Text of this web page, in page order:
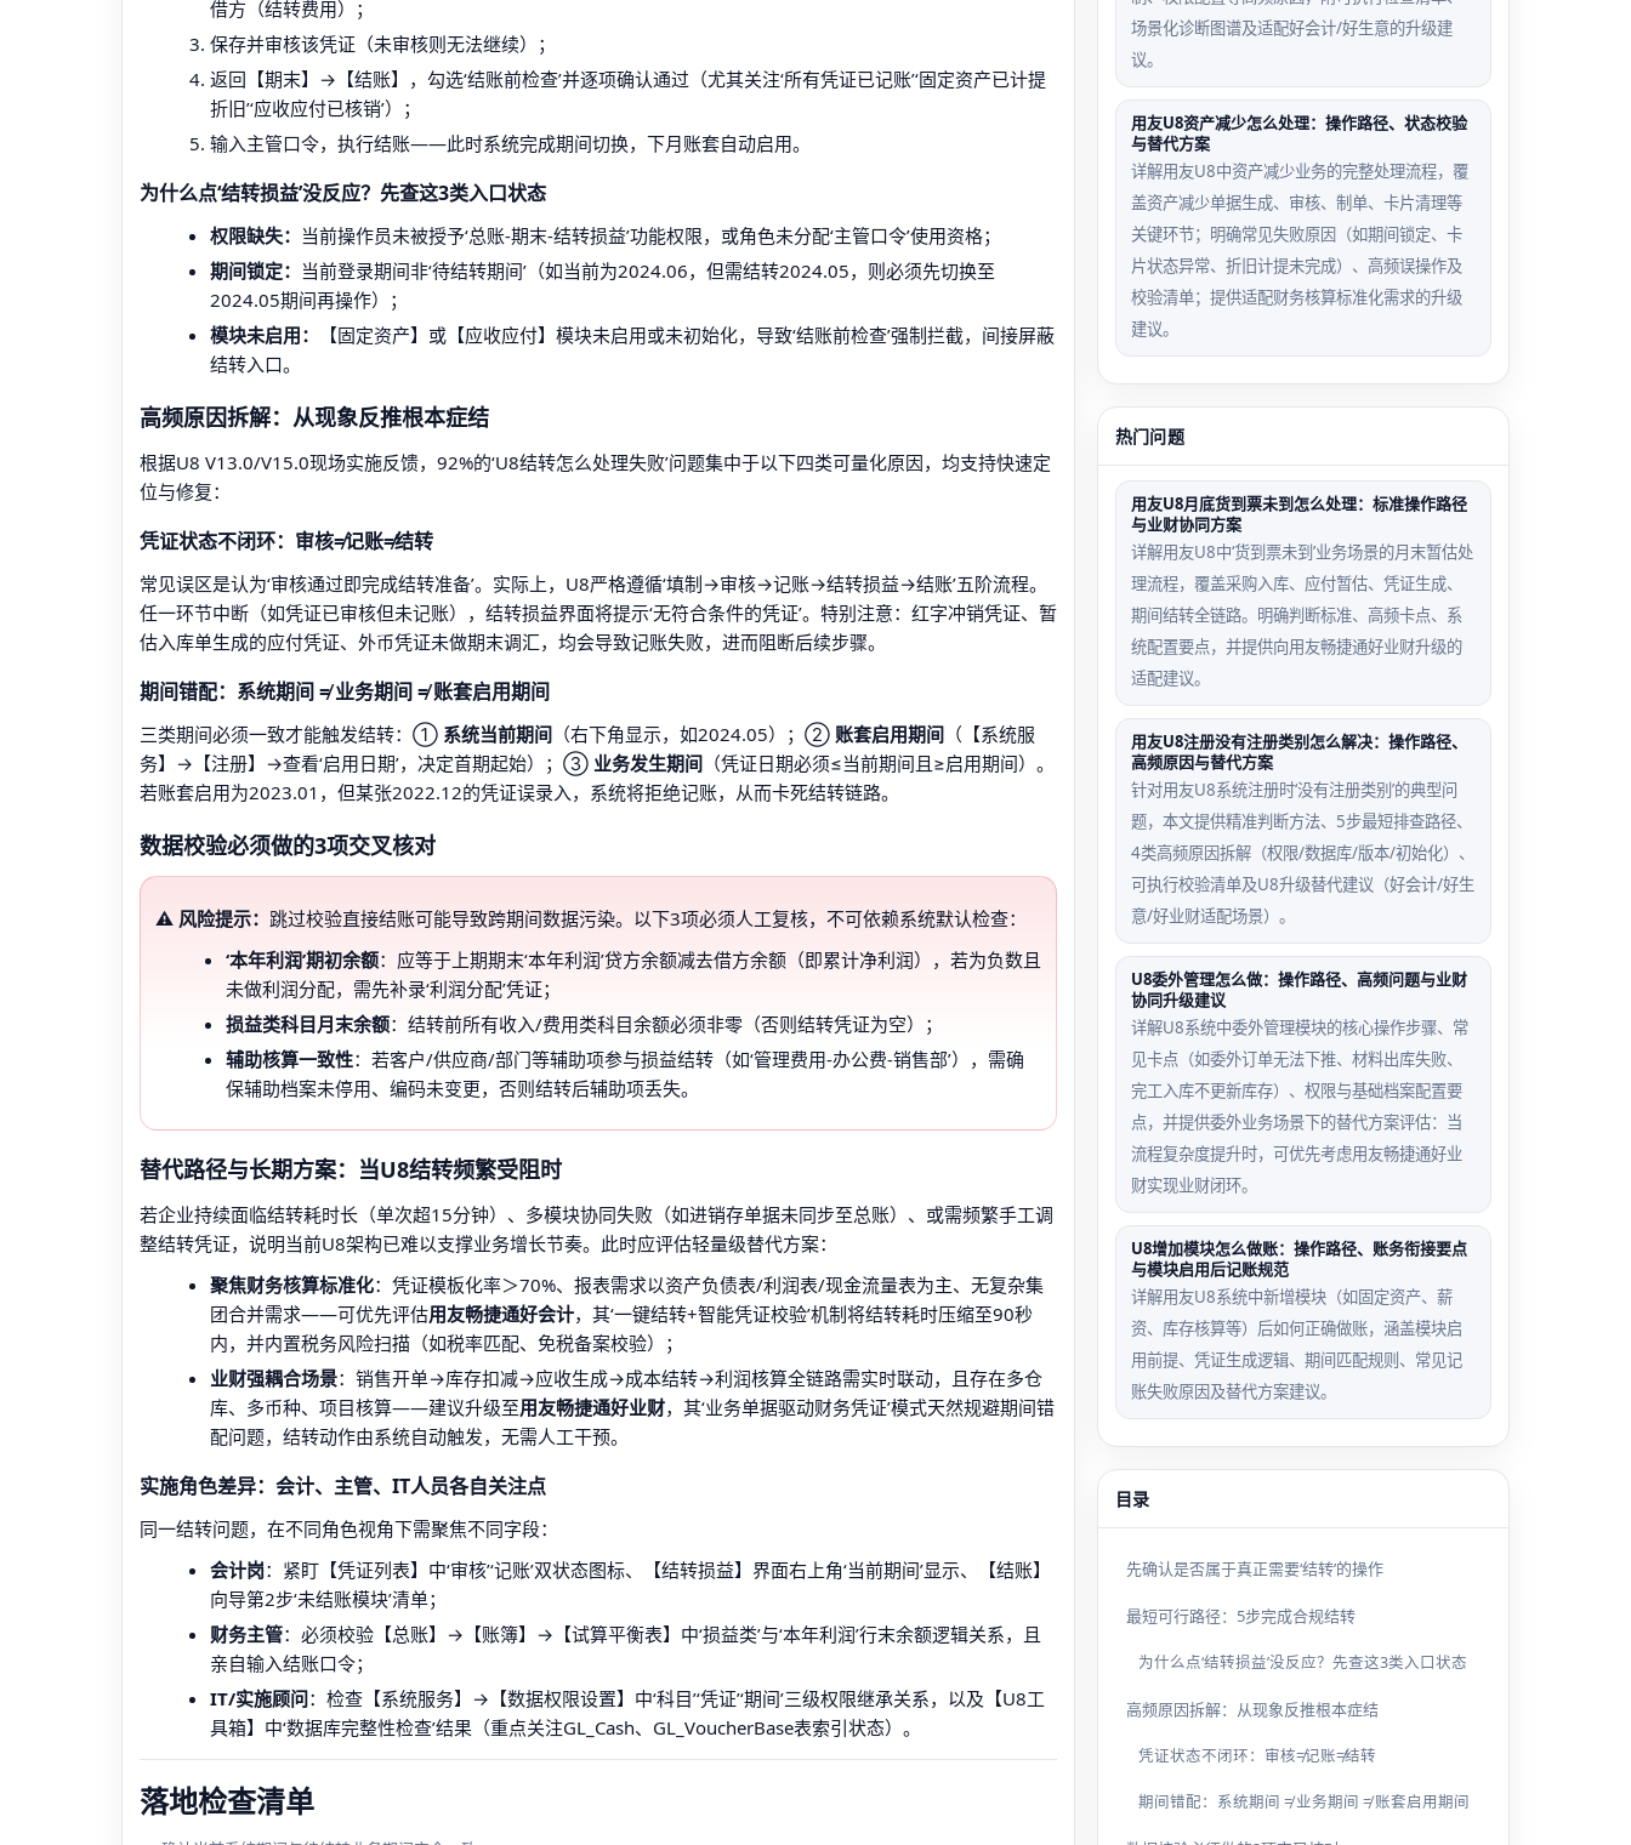
借方（结转费用）；
保存并审核该凭证（未审核则无法继续）；
返回【期末】→【结账】，勾选‘结账前检查’并逐项确认通过（尤其关注‘所有凭证已记账’‘固定资产已计提
折旧’‘应收应付已核销’）；
输入主管口令，执行结账——此时系统完成期间切换，下月账套自动启用。
为什么点‘结转损益’没反应？先查这3类入口状态
权限缺失： 当前操作员未被授予‘总账-期末-结转损益’功能权限，或角色未分配‘主管口令’使用资格；
期间锁定： 当前登录期间非‘待结转期间’（如当前为2024.06，但需结转2024.05，则必须先切换至
2024.05期间再操作）；
模块未启用：
【固定资产】或【应收应付】模块未启用或未初始化，导致‘结账前检查’强制拦截，间接屏蔽
结转入口。
高频原因拆解：从现象反推根本症结
根据U8 V13.0/V15.0现场实施反馈，92%的‘U8结转怎么处理失败’问题集中于以下四类可量化原因，均支持快速定
位与修复：
凭证状态不闭环：审核≠记账≠结转
常见误区是认为‘审核通过即完成结转准备’。实际上，U8严格遵循‘填制→审核→记账→结转损益→结账’五阶流程。
任一环节中断（如凭证已审核但未记账），结转损益界面将提示‘无符合条件的凭证’。特别注意：红字冲销凭证、暂
估入库单生成的应付凭证、外币凭证未做期末调汇，均会导致记账失败，进而阻断后续步骤。
期间错配：系统期间 ≠ 业务期间 ≠ 账套启用期间
三类期间必须一致才能触发结转：① 系统当前期间 （右下角显示，如2024.05）；② 账套启用期间 （【系统服
务】→【注册】→查看‘启用日期’，决定首期起始）；③ 业务发生期间 （凭证日期必须≤当前期间且≥启用期间）。
若账套启用为2023.01，但某张2022.12的凭证误录入，系统将拒绝记账，从而卡死结转链路。
数据校验必须做的3项交叉核对
⚠️ 风险提示： 跳过校验直接结账可能导致跨期间数据污染。以下3项必须人工复核，不可依赖系统默认检查：
‘本年利润’期初余额：应等于上期期末‘本年利润’贷方余额减去借方余额（即累计净利润），若为负数且
未做利润分配，需先补录‘利润分配’凭证；
损益类科目月末余额：结转前所有收入/费用类科目余额必须非零（否则结转凭证为空）；
辅助核算一致性：若客户/供应商/部门等辅助项参与损益结转（如‘管理费用-办公费-销售部’），需确
保辅助档案未停用、编码未变更，否则结转后辅助项丢失。
替代路径与长期方案：当U8结转频繁受阻时
若企业持续面临结转耗时长（单次超15分钟）、多模块协同失败（如进销存单据未同步至总账）、或需频繁手工调
整结转凭证，说明当前U8架构已难以支撑业务增长节奏。此时应评估轻量级替代方案：
聚焦财务核算标准化：凭证模板化率＞70%、报表需求以资产负债表/利润表/现金流量表为主、无复杂集
团合并需求——可优先评估用友畅捷通好会计，其‘一键结转+智能凭证校验’机制将结转耗时压缩至90秒
内，并内置税务风险扫描（如税率匹配、免税备案校验）；
业财强耦合场景：销售开单→库存扣减→应收生成→成本结转→利润核算全链路需实时联动，且存在多仓
库、多币种、项目核算——建议升级至用友畅捷通好业财，其‘业务单据驱动财务凭证’模式天然规避期间错
配问题，结转动作由系统自动触发，无需人工干预。
实施角色差异：会计、主管、IT人员各自关注点
同一结转问题，在不同角色视角下需聚焦不同字段：
会计岗：紧盯【凭证列表】中‘审核’‘记账’双状态图标、【结转损益】界面右上角‘当前期间’显示、【结账】
向导第2步‘未结账模块’清单；
财务主管：必须校验【总账】→【账簿】→【试算平衡表】中‘损益类’与‘本年利润’行末余额逻辑关系，且
亲自输入结账口令；
IT/实施顾问：检查【系统服务】→【数据权限设置】中‘科目’‘凭证’‘期间’三级权限继承关系，以及【U8工
具箱】中‘数据库完整性检查’结果（重点关注GL_Cash、GL_VoucherBase表索引状态）。
落地检查清单
场景化诊断图谱及适配好会计/好生意的升级建
议。
用友U8资产减少怎么处理：操作路径、状态校验
与替代方案
详解用友U8中资产减少业务的完整处理流程，覆
盖资产减少单据生成、审核、制单、卡片清理等
关键环节；明确常见失败原因（如期间锁定、卡
片状态异常、折旧计提未完成）、高频误操作及
校验清单；提供适配财务核算标准化需求的升级
建议。
热门问题
用友U8月底货到票未到怎么处理：标准操作路径
与业财协同方案
详解用友U8中‘货到票未到’业务场景的月末暂估处
理流程，覆盖采购入库、应付暂估、凭证生成、
期间结转全链路。明确判断标准、高频卡点、系
统配置要点，并提供向用友畅捷通好业财升级的
适配建议。
用友U8注册没有注册类别怎么解决：操作路径、
高频原因与替代方案
针对用友U8系统注册时‘没有注册类别’的典型问
题，本文提供精准判断方法、5步最短排查路径、
4类高频原因拆解（权限/数据库/版本/初始化）、
可执行校验清单及U8升级替代建议（好会计/好生
意/好业财适配场景）。
U8委外管理怎么做：操作路径、高频问题与业财
协同升级建议
详解U8系统中委外管理模块的核心操作步骤、常
见卡点（如委外订单无法下推、材料出库失败、
完工入库不更新库存）、权限与基础档案配置要
点，并提供委外业务场景下的替代方案评估：当
流程复杂度提升时，可优先考虑用友畅捷通好业
财实现业财闭环。
U8增加模块怎么做账：操作路径、账务衔接要点
与模块启用后记账规范
详解用友U8系统中新增模块（如固定资产、薪
资、库存核算等）后如何正确做账，涵盖模块启
用前提、凭证生成逻辑、期间匹配规则、常见记
账失败原因及替代方案建议。
目录
先确认是否属于真正需要‘结转’的操作
最短可行路径：5步完成合规结转
为什么点‘结转损益’没反应？先查这3类入口状态
高频原因拆解：从现象反推根本症结
凭证状态不闭环：审核≠记账≠结转
期间错配：系统期间 ≠ 业务期间 ≠ 账套启用期间